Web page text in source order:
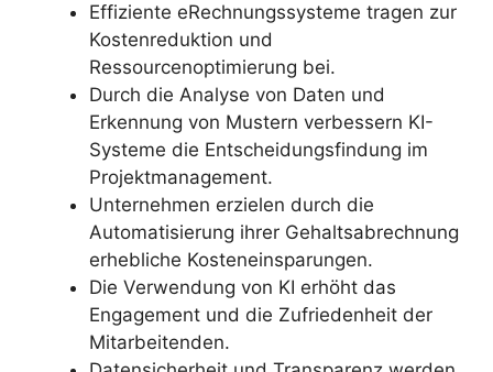
Effiziente eRechnungssysteme tragen zur
Kostenreduktion und
Ressourcenoptimierung bei.
Durch die Analyse von Daten und
Erkennung von Mustern verbessern KI-
Systeme die Entscheidungsfindung im
Projektmanagement.
Unternehmen erzielen durch die
Automatisierung ihrer Gehaltsabrechnung
erhebliche Kosteneinsparungen.
Die Verwendung von KI erhöht das
Engagement und die Zufriedenheit der
Mitarbeitenden.